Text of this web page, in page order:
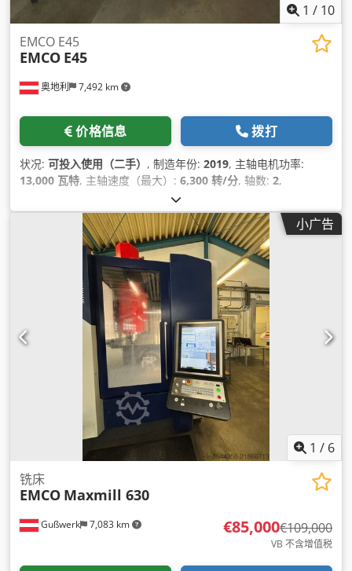
1 / 10
奥地利 7,492 km
EMCO E45
EMCO E45
价格信息 拨打
状况: 可投入使用（二手） , 制造年份: 2019, 主轴电机功率:
13,000 瓦特, 主轴速度（最大）: 6,300 转/分, 轴数: 2,
小广告
1 / 6
Gußwerk 7,083 km
铣床
EMCO Maxmill 630
€85,000€109,000
VB 不含增值税